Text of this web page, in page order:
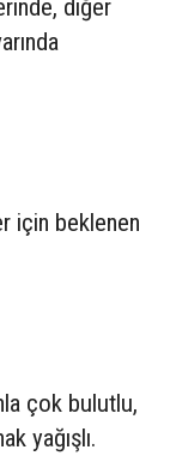
diğer
için beklenen
çok bulutlu,
yağışlı.